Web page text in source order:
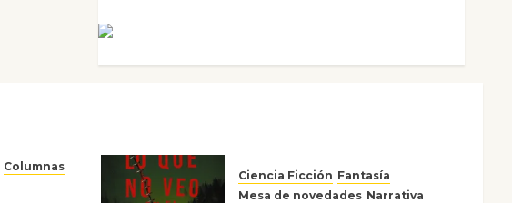
Columnas
Ciencia Ficción Fantasía
Mesa de novedades Narrativa